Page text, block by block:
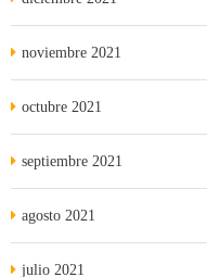
noviembre 2021
octubre 2021
septiembre 2021
agosto 2021
julio 2021